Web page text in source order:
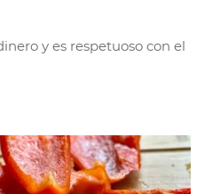
y es respetuoso con el